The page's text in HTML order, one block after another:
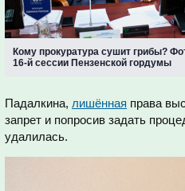
Кому прокуратура сушит грибы?
16-й сессии Пензенской гордумы
Падалкина, лишённая права
запрет и попросив задать
удалилась.